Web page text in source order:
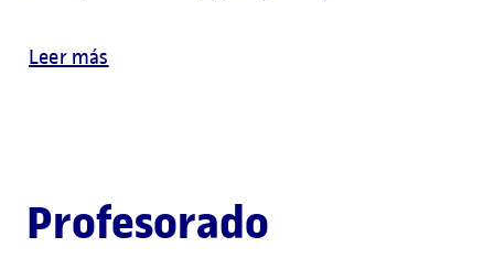
Leer más
Profesorado